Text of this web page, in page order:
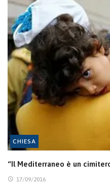
CHIESA
“Il Mediterraneo è un
17/09/2016